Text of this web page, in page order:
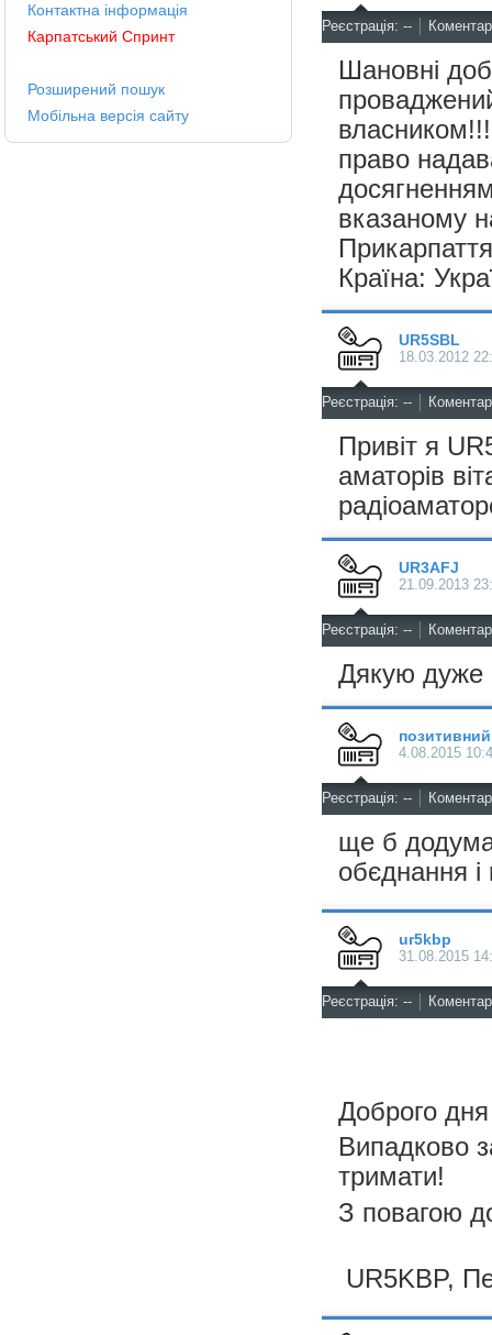
Реєстрація: --
Шановні
право
досягненням
вказаному
Країна:
UR5SBL
18.03.2012
Реєстрація: --
Привіт я
аматорів
UR3AFJ
21.09.2013
Реєстрація: --
Дякую дуже
4.08.2015
Реєстрація: --
ще б
обєднання
ur5kbp
31.08.2015
Реєстрація: --
^
Доброго
Випадково
тримати!
З повагою
UR5KBP,
Контактна інформація
Карпатський Спринт
Розширений пошук
Мобільна версія сайту